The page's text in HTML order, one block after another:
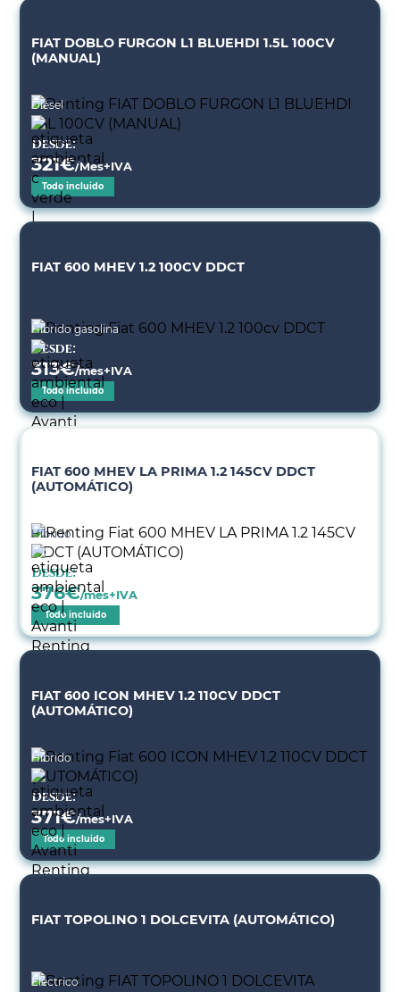
FIAT DOBLO FURGON L1 BLUEHDI 1.5L 100CV
(MANUAL)
Diésel
Desde:
321€/Mes+IVA
Todo incluido
FIAT 600 MHEV 1.2 100CV DDCT
Híbrido gasolina
Desde:
313€/mes+IVA
Todo incluido
FIAT 600 MHEV LA PRIMA 1.2 145CV DDCT
(AUTOMÁTICO)
Híbrido
Desde:
376€/mes+IVA
Todo incluido
FIAT 600 ICON MHEV 1.2 110CV DDCT
(AUTOMÁTICO)
Híbrido
Desde:
371€/mes+IVA
Todo incluido
FIAT TOPOLINO 1 DOLCEVITA (AUTOMÁTICO)
Eléctrico